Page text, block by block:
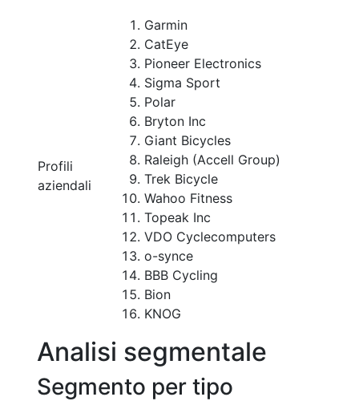
Profili
aziendali
Garmin
CatEye
Pioneer Electronics
Sigma Sport
Polar
Bryton Inc
Giant Bicycles
Raleigh (Accell Group)
Trek Bicycle
Wahoo Fitness
Topeak Inc
VDO Cyclecomputers
o-synce
BBB Cycling
Bion
KNOG
Analisi segmentale
Segmento per tipo